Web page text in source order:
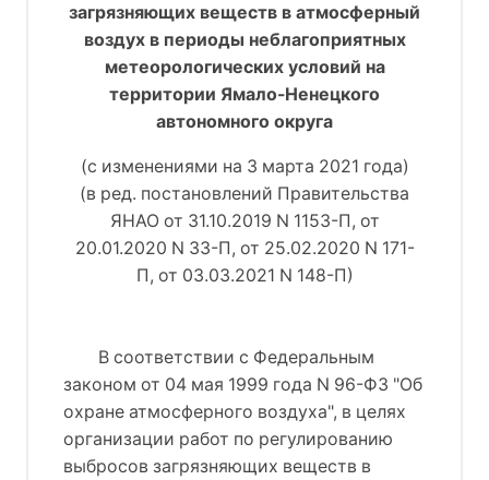
загрязняющих веществ в атмосферный
воздух в периоды неблагоприятных
метеорологических условий на
территории Ямало-Ненецкого
автономного округа
(с изменениями на 3 марта 2021 года)
(в ред. постановлений Правительства
ЯНАО от 31.10.2019 N 1153-П, от
20.01.2020 N 33-П, от 25.02.2020 N 171-
П, от 03.03.2021 N 148-П)
В соответствии с Федеральным
законом от 04 мая 1999 года N 96-ФЗ "Об
охране атмосферного воздуха", в целях
организации работ по регулированию
выбросов загрязняющих веществ в